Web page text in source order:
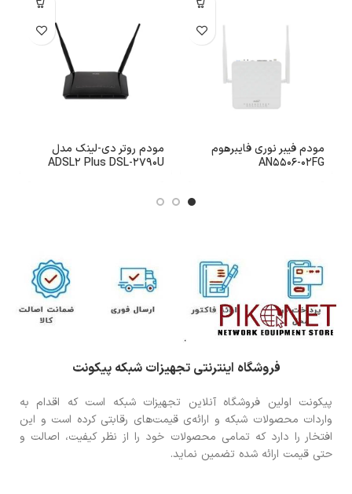
مودم فیبر نوری فایبرهوم
AN5506-02FG
مودم روتر دی-لینک مدل
ADSL2 Plus DSL-2790U
فروشگاه اینترنتی تجهیزات شبکه پیکونت
پیکونت اولین فروشگاه آنلاین تجهیزات شبکه است که اقدام به
واردات محصولات شبکه و ارائه‌ی قیمت‌های رقابتی کرده است و این
افتخار را دارد که تمامی محصولات خود را از نظر کیفیت، اصالت و
حتی قیمت ارائه شده تضمین نماید.